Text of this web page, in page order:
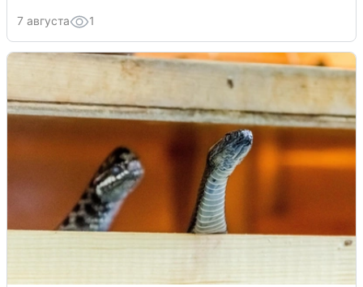
7 августа 1